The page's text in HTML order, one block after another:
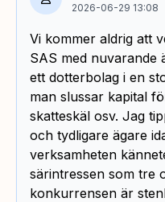
2026-06-29 13:08
Vi kommer aldrig att
SAS med nuvarande
ett dotterbolag i en
man slussar kapital
skatteskäl osv. Jag
och tydligare ägare
verksamheten
särintressen som tre
konkurrensen är